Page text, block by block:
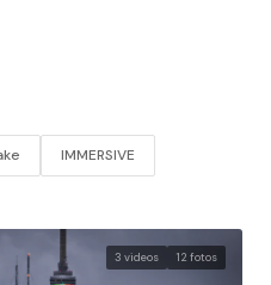
IMMERSIVE
3 videos 12 fotos